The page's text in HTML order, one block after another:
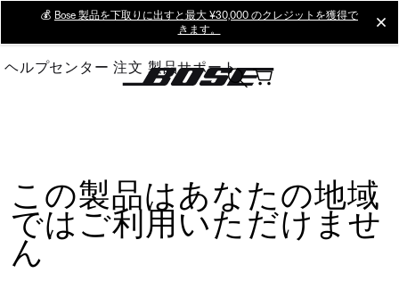
Main
💰 Bose 製品を下取りに出すと最大 ¥30,000 のクレジットを獲得で
きます。
ヘルプセンター 注文 製品サポート
この製品はあなたの地域
ではご利用いただけませ
ん